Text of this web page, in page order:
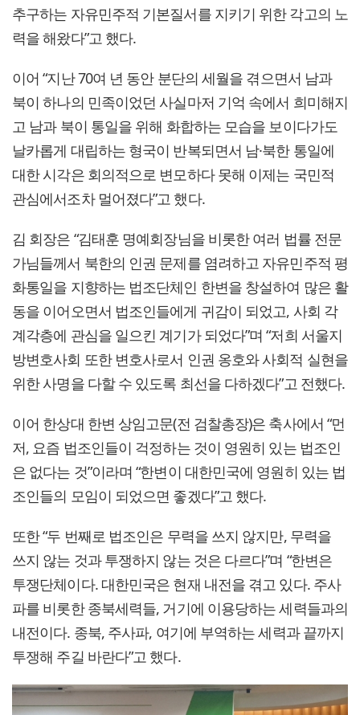
추구하는 자유민주적 기본질서를 지키기 위한 각고의 노
력을 해왔다”고 했다.
이어 “지난 70여 년 동안 분단의 세월을 겪으면서 남과
북이 하나의 민족이었던 사실마저 기억 속에서 희미해지
고 남과 북이 통일을 위해 화합하는 모습을 보이다가도
날카롭게 대립하는 형국이 반복되면서 남·북한 통일에
대한 시각은 회의적으로 변모하다 못해 이제는 국민적
관심에서조차 멀어졌다”고 했다.
김 회장은 “김태훈 명예회장님을 비롯한 여러 법률 전문
가님들께서 북한의 인권 문제를 염려하고 자유민주적 평
화통일을 지향하는 법조단체인 한변을 창설하여 많은 활
동을 이어오면서 법조인들에게 귀감이 되었고, 사회 각
계각층에 관심을 일으킨 계기가 되었다”며 “저희 서울지
방변호사회 또한 변호사로서 인권 옹호와 사회적 실현을
위한 사명을 다할 수 있도록 최선을 다하겠다”고 전했다.
이어 한상대 한변 상임고문(전 검찰총장)은 축사에서 “먼
저, 요즘 법조인들이 걱정하는 것이 영원히 있는 법조인
은 없다는 것”이라며 “한변이 대한민국에 영원히 있는 법
조인들의 모임이 되었으면 좋겠다”고 했다.
또한 “두 번째로 법조인은 무력을 쓰지 않지만, 무력을
쓰지 않는 것과 투쟁하지 않는 것은 다르다”며 “한변은
투쟁단체이다. 대한민국은 현재 내전을 겪고 있다. 주사
파를 비롯한 종북세력들, 거기에 이용당하는 세력들과의
내전이다. 종북, 주사파, 여기에 부역하는 세력과 끝까지
투쟁해 주길 바란다”고 했다.